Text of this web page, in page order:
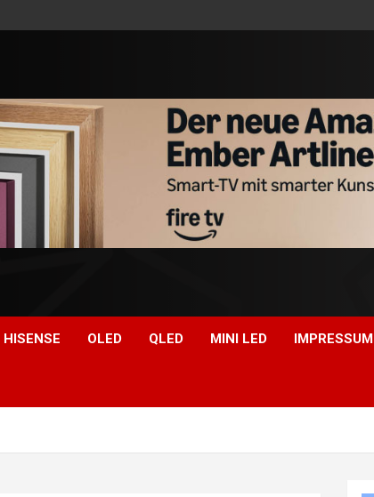
HISENSE OLED QLED MINI LED IMPRESSUM